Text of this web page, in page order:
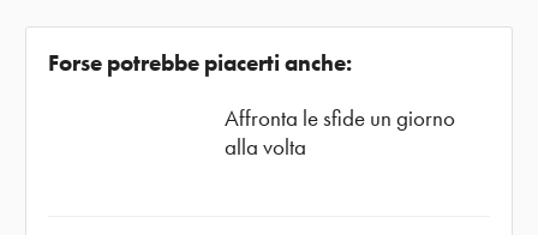
Forse potrebbe piacerti anche:
Affronta le sfide un giorno
alla volta